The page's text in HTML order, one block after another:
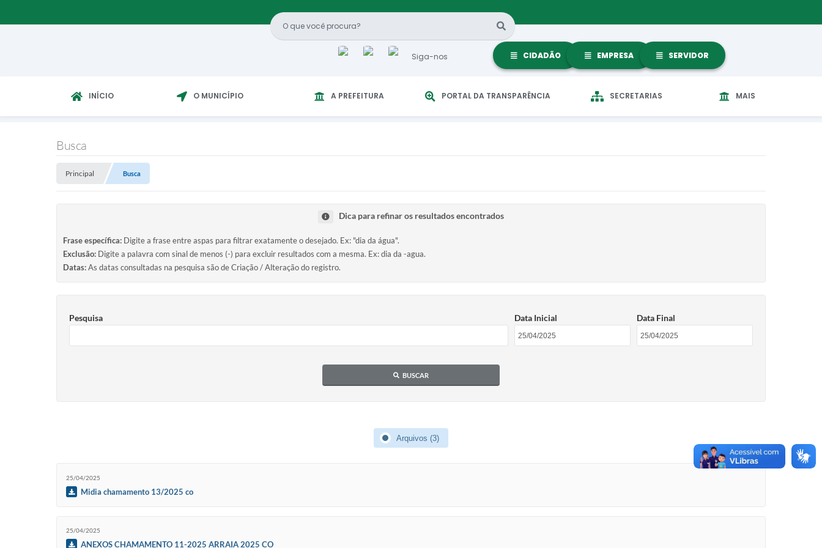
Siga-nos CIDADÃO EMPRESA SERVIDOR
INÍCIO O MUNICÍPIO A PREFEITURA PORTAL DA TRANSPARÊNCIA SECRETARIAS MAIS
Busca
Principal Busca
Dica para refinar os resultados encontrados
Frase específica: Digite a frase entre aspas para filtrar exatamente o desejado. Ex: "dia da água".
Exclusão: Digite a palavra com sinal de menos (-) para excluir resultados com a mesma. Ex: dia da -agua.
Datas:As datas consultadas na pesquisa são de Criação / Alteração do registro.
Pesquisa Data Inicial Data Final
BUSCAR
Arquivos (3)
25/04/2025
Midia chamamento 13/2025 co
25/04/2025
ANEXOS CHAMAMENTO 11-2025 ARRAIA 2025 CO